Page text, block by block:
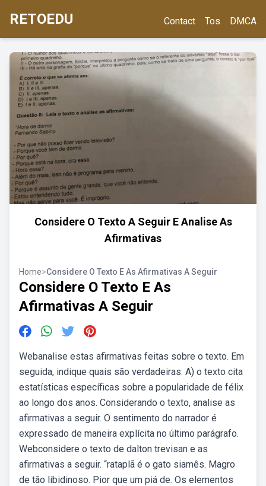
RETOEDU Contact Tos DMCA
Considere O Texto A Seguir E Analise As
Afirmativas
Home>Considere O Texto E As Afirmativas A Seguir
Considere O Texto E As
Afirmativas A Seguir
Webanalise estas afirmativas feitas sobre o texto. Em
seguida, indique quais são verdadeiras. A) o texto cita
estatísticas específicas sobre a popularidade de félix
ao longo dos anos. Considerando o texto, analise as
afirmativas a seguir. O sentimento do narrador é
expressado de maneira explícita no último parágrafo.
Webconsidere o texto de dalton trevisan e as
afirmativas a seguir. “rataplã é o gato siamês. Magro
de tão libidinoso. Pior que um piá de. Os elementos